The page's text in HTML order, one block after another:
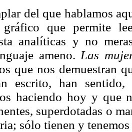
del que hablamos
gráfico que permite
analíticas y no
ameno. Las
que nos demuestran
escrito, han
haciendo hoy y que
superdotadas o
sólo tienen y tenemos